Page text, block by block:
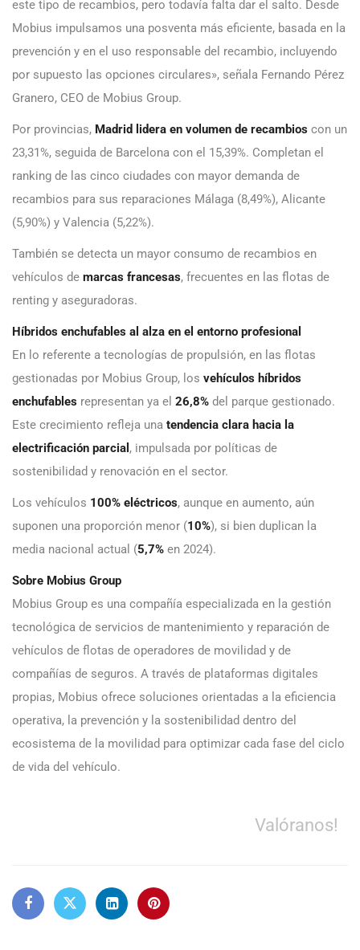
este tipo de recambios, pero todavía falta dar el salto. Desde
Mobius impulsamos una posventa más eficiente, basada en la
prevención y en el uso responsable del recambio, incluyendo
por supuesto las opciones circulares», señala Fernando Pérez
Granero, CEO de Mobius Group.
Por provincias, Madrid lidera en volumen de recambios con un
23,31%, seguida de Barcelona con el 15,39%. Completan el
ranking de las cinco ciudades con mayor demanda de
recambios para sus reparaciones Málaga (8,49%), Alicante
(5,90%) y Valencia (5,22%).
También se detecta un mayor consumo de recambios en
vehículos de marcas francesas, frecuentes en las flotas de
renting y aseguradoras.
Híbridos enchufables al alza en el entorno profesional
En lo referente a tecnologías de propulsión, en las flotas
gestionadas por Mobius Group, los vehículos híbridos
enchufables representan ya el 26,8% del parque gestionado.
Este crecimiento refleja una tendencia clara hacia la
electrificación parcial , impulsada por políticas de
sostenibilidad y renovación en el sector.
Los vehículos 100% eléctricos, aunque en aumento, aún
suponen una proporción menor (10%), si bien duplican la
media nacional actual (5,7% en 2024).
Sobre Mobius Group
Mobius Group es una compañía especializada en la gestión
tecnológica de servicios de mantenimiento y reparación de
vehículos de flotas de operadores de movilidad y de
compañías de seguros. A través de plataformas digitales
propias, Mobius ofrece soluciones orientadas a la eficiencia
operativa, la prevención y la sostenibilidad dentro del
ecosistema de la movilidad para optimizar cada fase del ciclo
de vida del vehículo.
Valóranos!